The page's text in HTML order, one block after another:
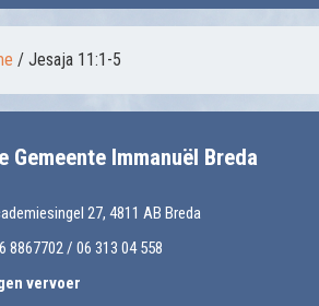
/ Jesaja 11:1-5
Gemeente Immanuël Breda
27, 4811 AB Breda
8867702 / 06 313 04 558
vervoer